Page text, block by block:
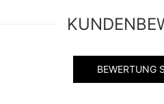
BEWERTUNG